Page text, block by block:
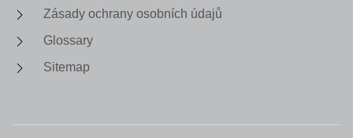
Zásady ochrany osobních údajů
Glossary
Sitemap